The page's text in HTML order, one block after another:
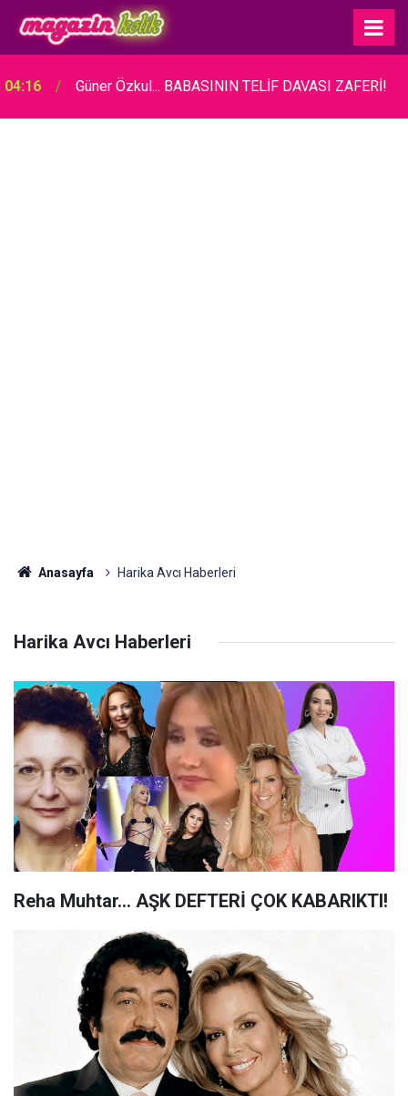
04:16 Güner Özkul... BABASININ TELİF DAVASI ZAFERİ!
Anasayfa Harika Avcı Haberleri
Harika Avcı Haberleri
Reha Muhtar... AŞK DEFTERİ ÇOK KABARIKTI!